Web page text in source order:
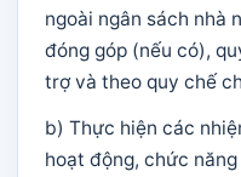
ngoài ngân sách nhà
đóng góp (nếu có),
trợ và theo quy chế
b) Thực hiện các
hoạt động, chức